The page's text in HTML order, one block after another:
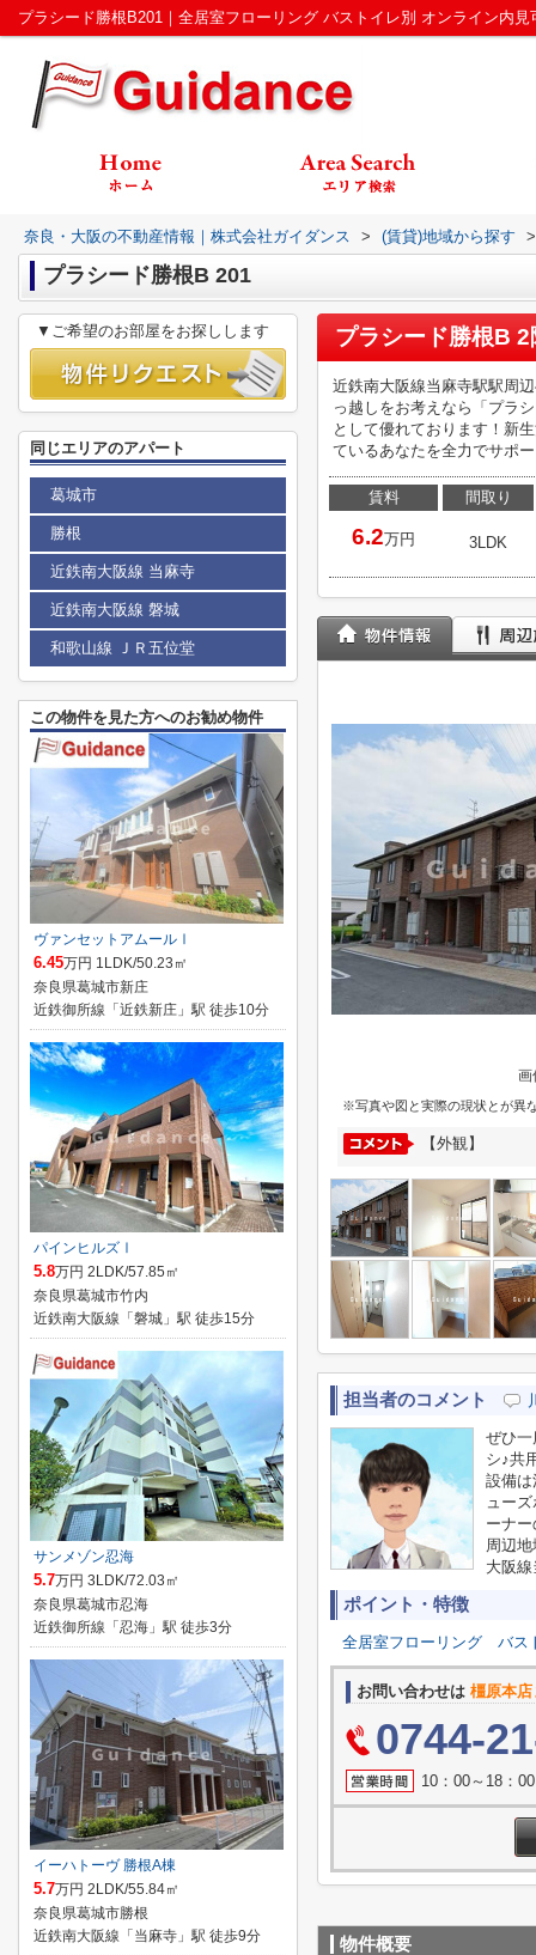
奈良・大阪の不動産情報｜株式会社ガイダンス > (賃貸)地域から探す >
プラシード勝根B 201
プラシード勝根B 2
近鉄南大阪線当麻寺駅駅周
っ越しをお考えなら「プラ
として優れております！新
ているあなたを全力でサポ
賃料
6.2万円
間取り
3LDK
画
※写真や図と実際の現状とが異
【外観】
担当者のコメント
ぜひ
シ♪共
設備は
ュー
ーナ
周辺
大阪
ポイント・特徴
全居室フローリング バス
お問い合わせは 橿原本店
0744-
10：00～18：
物件概要
▼ご希望のお部屋をお探しします
同じエリアのアパート
葛城市
勝根
近鉄南大阪線 当麻寺
近鉄南大阪線 磐城
和歌山線 ＪＲ五位堂
この物件を見た方へのお勧め物件
ヴァンセットアムールⅠ
6.45万円 1LDK/50.23㎡
奈良県葛城市新庄
近鉄御所線「近鉄新庄」駅 徒歩10分
パインヒルズⅠ
5.8万円 2LDK/57.85㎡
奈良県葛城市竹内
近鉄南大阪線「磐城」駅 徒歩15分
サンメゾン忍海
5.7万円 3LDK/72.03㎡
奈良県葛城市忍海
近鉄御所線「忍海」駅 徒歩3分
イーハトーヴ 勝根A棟
5.7万円 2LDK/55.84㎡
奈良県葛城市勝根
近鉄南大阪線「当麻寺」駅 徒歩9分